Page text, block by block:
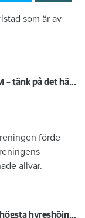
som är av
Värna grannsämjan under VM – tänk på det här inför fortsatta nattmatcher
förde
allvar.
De hotades av en av landets högsta hyreshöjningar – så blev det